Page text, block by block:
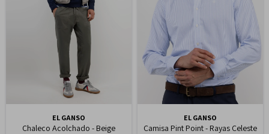
EL GANSO
Chaleco Acolchado - Beige
EL GANSO
Camisa Pint Point - Rayas Celeste